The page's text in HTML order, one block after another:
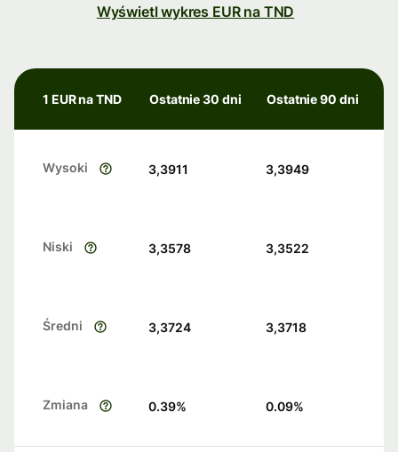
Wyświetl wykres EUR na TND
1 EUR na TND Ostatnie 30 dni Ostatnie 90 dni
Wysoki 3,3911 3,3949
Niski 3,3578 3,3522
Średni 3,3724 3,3718
Zmiana 0.39% 0.09%